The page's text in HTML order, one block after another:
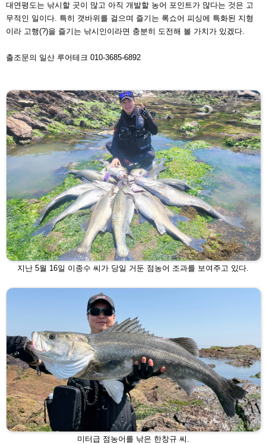
대연평도는 낚시할 곳이 많고 아직 개 발할 농어 포인트가 많다는 것은 고
무적인 일이다. 특히 갯바위를 걸으며 즐기는 록쇼어 피싱에 특화된 지형
이라 고행(?)을 즐기는 낚시인이라면 충분히 도전해 볼 가치가 있겠다.
출조문의 일산 루어테크 010-3685-6892
지난 5월 16일 이종수 씨가 당일 거둔 점농어 조과를 보여주고 있다.
미터급 점농어를 낚은 한창규 씨.